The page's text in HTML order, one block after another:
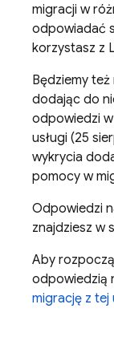
migracji w
odpowiadać
korzystasz z
Będziemy
dodając do
odpowiedzi w
usługi (25
wykrycia
pomocy w
Odpowiedzi
znajdziesz w
Aby
odpowiedzią
migrację z tej